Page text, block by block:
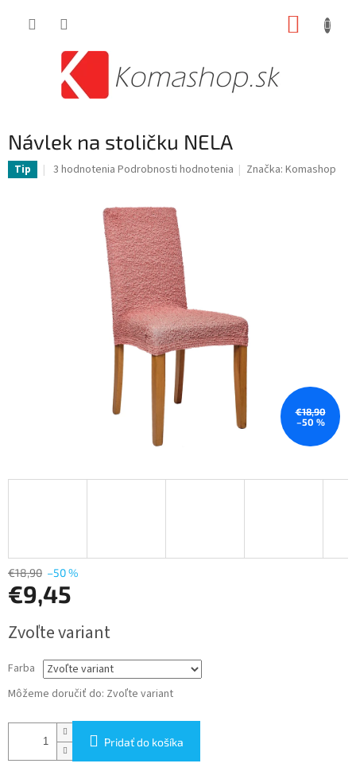
Návlek na stoličku NELA
Tip
Priemerné
3 hodnotenia Podrobnosti hodnotenia Značka:Komashop
€18,90
–50 %
€18,90 –50 %
€9,45
cena:
Zvoľte variant
Farba
Môžeme doručiť do: Zvoľte variant
Pridať do košíka